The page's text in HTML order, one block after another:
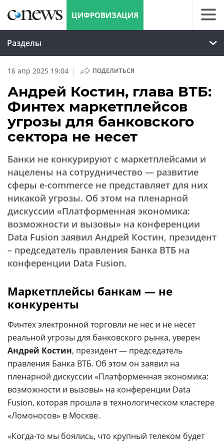
ЦИФРОВИЗАЦИЯ
Разделы
16 апр 2025 19:04 | ПОДЕЛИТЬСЯ
Андрей Костин, глава ВТБ:
Финтех маркетплейсов
угрозы для банковского
сектора не несет
Банки не конкурируют с маркетплейсами и
нацелены на сотрудничество — развитие
сферы e-commerce не представляет для них
никакой угрозы. Об этом на пленарной
дискуссии «Платформенная экономика:
возможности и вызовы» на конференции
Data Fusion заявил Андрей Костин, президент
– председатель правления Банка ВТБ на
конференции Data Fusion.
Маркетплейсы банкам — не
конкуренты
Финтех электронной торговли не нес и не несет
реальной угрозы для банковского рынка, уверен
Андрей Костин, президент — председатель
правления Банка ВТБ. Об этом он заявил на
пленарной дискуссии «Платформенная экономика:
возможности и вызовы» на конференции Data
Fusion, которая прошла в технологическом кластере
«Ломоносов» в Москве.
«Когда-то мы боялись, что крупный телеком будет